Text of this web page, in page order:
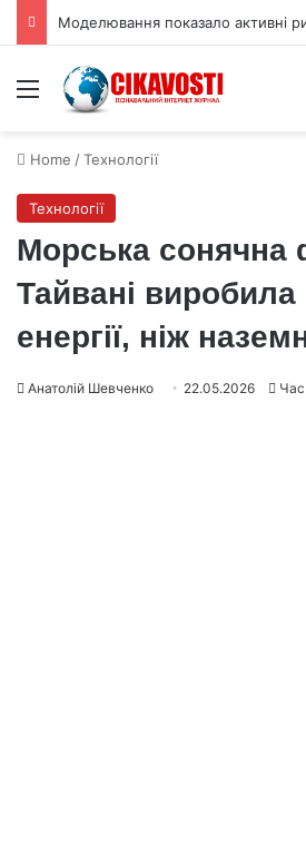
Menu
Home /Технології
Технології
Морська сонячна
Тайвані виробила
енергії, ніж
Анатолій Шевченко 22.05.2026 Час